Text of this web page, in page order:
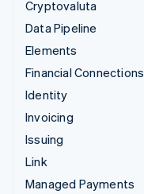
Cryptovaluta
Data Pipeline
Elements
Financial Connections
Identity
Invoicing
Issuing
Link
Managed Payments